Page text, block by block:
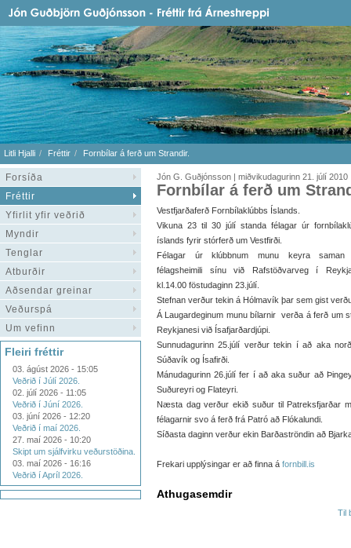
Litli Hjalli Fréttir Fornbílar á ferð um Strandir.
Forsíða
Fréttir
Yfirlit yfir veðrið
Myndir
Tenglar
Atburðir
Aðsendar greinar
Veðurspá
Um vefinn
Fleiri fréttir
03. ágúst 2026 - 15:05
Veðrið í Júlí 2026.
02. júlí 2026 - 11:05
Veðrið í Júní 2026.
03. júní 2026 - 12:20
Veðrið í maí 2026.
27. maí 2026 - 10:20
Skipt um sjálfvirku veðurstöðina.
03. maí 2026 - 16:16
Veðrið í Apríl 2026.
Jón G. Guðjónsson | miðvikudagurinn 21. júlí 2010
Fornbílar á ferð um
Vestfjarðaferð Fornbílaklúbbs Íslands.
Vikuna 23 til 30 júlí standa félagar úr
íslands fyrir stórferð um Vestfirði.
Félagar úr klúbbnum munu keyra saman
félagsheimili sínu við Rafstöðvarveg í
kl.14.00 föstudaginn 23.júlí.
Stefnan verður tekin á Hólmavík þar sem gist
Á Laugardeginum munu bílarnir verða á ferð um
Reykjanesi við Ísafjarðardjúpi.
Sunnudagurinn 25.júlí verður tekin í að aka
Súðavík og Ísafirði.
Mánudagurinn 26.júlí fer í að aka suður að
Suðureyri og Flateyri.
Næsta dag verður ekið suður til Patreksfjarðar
félagarnir svo á ferð frá Patró að Flókalundi.
Síðasta daginn verður ekin Barðaströndin að
Frekari upplýsingar er að finna á fornbill.is
Athugasemdir
Til